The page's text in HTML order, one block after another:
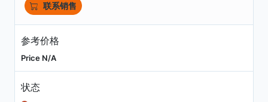
联系销售
参考价格
Price N/A
状态